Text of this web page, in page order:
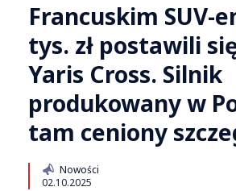
Francuskim SUV-
tys. zł postawili
Yaris Cross. Silnik
produkowany w
tam ceniony
Nowości
02.10.2025